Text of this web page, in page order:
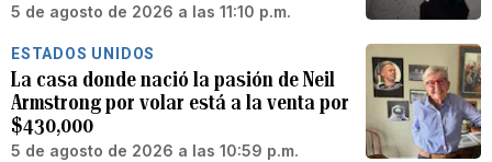
5 de agosto de 2026 a las 11:10 p.m.
ESTADOS UNIDOS
La casa donde nació la pasión de Neil
Armstrong por volar está a la venta por
$430,000
5 de agosto de 2026 a las 10:59 p.m.